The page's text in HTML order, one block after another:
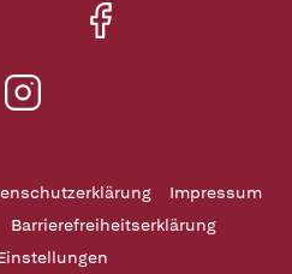
Impressum
Barrierefreiheitserklärung